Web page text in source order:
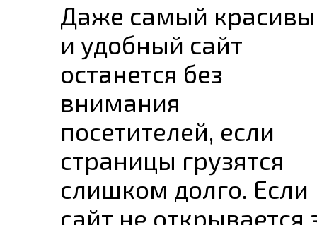
Даже самый
и удобный сайт
останется без
внимания
посетителей, если
страницы грузятся
слишком долго. Если
сайт не открывается